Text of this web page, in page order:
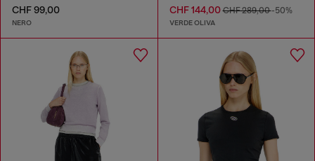
CHF 99,00
NERO
CHF 144,00CHF 289,00-50%
VERDE OLIVA